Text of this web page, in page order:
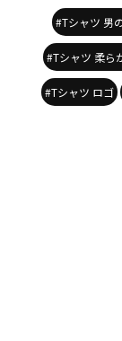
#Tシャツ 男
#Tシャツ 柔ら
#Tシャツ ロゴ